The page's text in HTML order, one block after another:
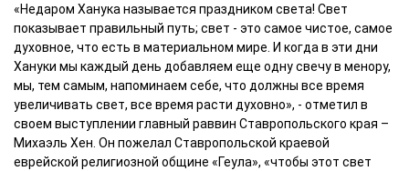
«Недаром Ханука называется праздником света! Свет
показывает правильный путь; свет - это самое чистое, самое
духовное, что есть в материальном мире. И когда в эти дни
Хануки мы каждый день добавляем еще одну свечу в менору,
мы, тем самым, напоминаем себе, что должны все время
увеличивать свет, все время расти духовно», - отметил в
своем выступлении главный раввин Ставропольского края –
Михаэль Хен. Он пожелал Ставропольской краевой
еврейской религиозной общине «Геула», «чтобы этот свет